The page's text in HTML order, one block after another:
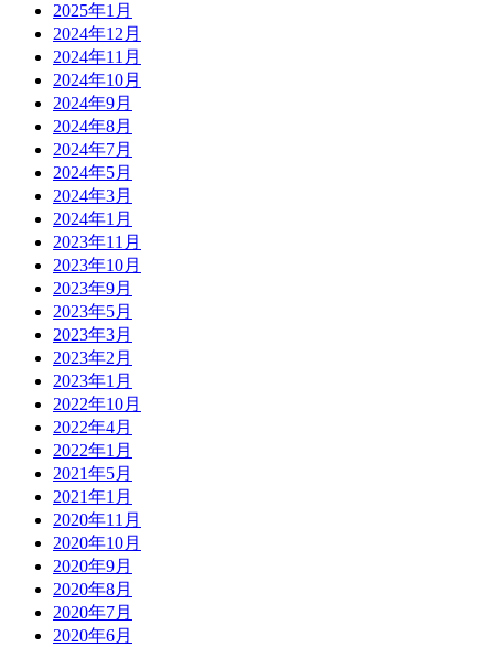
2025年1月
2024年12月
2024年11月
2024年10月
2024年9月
2024年8月
2024年7月
2024年5月
2024年3月
2024年1月
2023年11月
2023年10月
2023年9月
2023年5月
2023年3月
2023年2月
2023年1月
2022年10月
2022年4月
2022年1月
2021年5月
2021年1月
2020年11月
2020年10月
2020年9月
2020年8月
2020年7月
2020年6月